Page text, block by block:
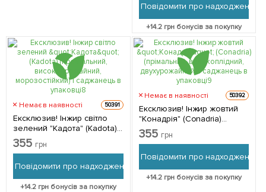
саджанець в упаковці 1
саджанець в упаковці
Повідомити про надходження
+14.2грн бонусів за покупку
Немає в наявності 50391
Ексклюзив! Інжир світло
зелений "Кадота" (Kadota)
(преміальний,
високоврожайний,
саджанець в упаковці 1
саджанець в упаковці
355 грн
Повідомити про надходження
+14.2 грн бонусів за покупку
Немає в наявності 50392
Ексклюзив! Інжир жовтий
"Конадрія" (Conadria)
(прімальний,
великоплідний,
саджанець в упаковці 1
саджанець в упаковці
355 грн
Повідомити про надходження
+14.2грн бонусів за покупку